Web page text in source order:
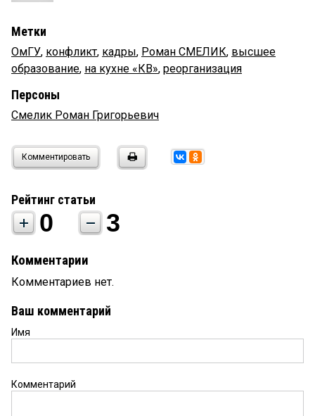
Метки
ОмГУ, конфликт, кадры, Роман СМЕЛИК, высшее
образование, на кухне «КВ», реорганизация
Персоны
Смелик Роман Григорьевич
Комментировать
Рейтинг статьи
0 3
Комментарии
Комментариев нет.
Ваш комментарий
Имя
Комментарий